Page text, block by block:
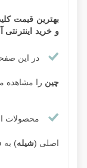
بهترین قیمت
و خرید اینترنتی
در این
چین را مشاهده
محصولات
اصلی (شیله) به